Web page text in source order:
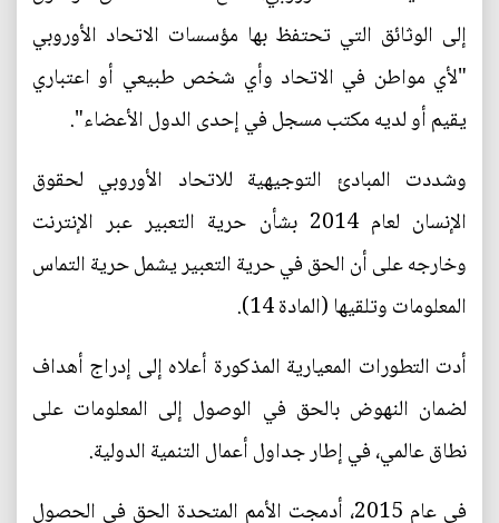
إلى الوثائق التي تحتفظ بها مؤسسات الاتحاد الأوروبي
"لأي مواطن في الاتحاد وأي شخص طبيعي أو اعتباري
يقيم أو لديه مكتب مسجل في إحدى الدول الأعضاء".
وشددت المبادئ التوجيهية للاتحاد الأوروبي لحقوق
الإنسان لعام 2014 بشأن حرية التعبير عبر الإنترنت
وخارجه على أن الحق في حرية التعبير يشمل حرية التماس
المعلومات وتلقيها (المادة 14).
أدت التطورات المعيارية المذكورة أعلاه إلى إدراج أهداف
لضمان النهوض بالحق في الوصول إلى المعلومات على
نطاق عالمي، في إطار جداول أعمال التنمية الدولية.
في عام 2015، أدمجت الأمم المتحدة الحق في الحصول